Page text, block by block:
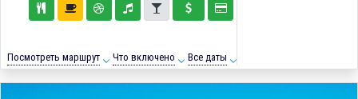
Посмотреть маршрут Что включено Все даты